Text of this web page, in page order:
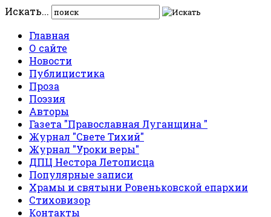
Искать...
Главная
О сайте
Новости
Публицистика
Проза
Поэзия
Авторы
Газета "Православная Луганщина "
Журнал "Свете Тихий"
Журнал "Уроки веры"
ДПЦ Нестора Летописца
Популярные записи
Храмы и святыни Ровеньковской епархии
Стиховизор
Контакты